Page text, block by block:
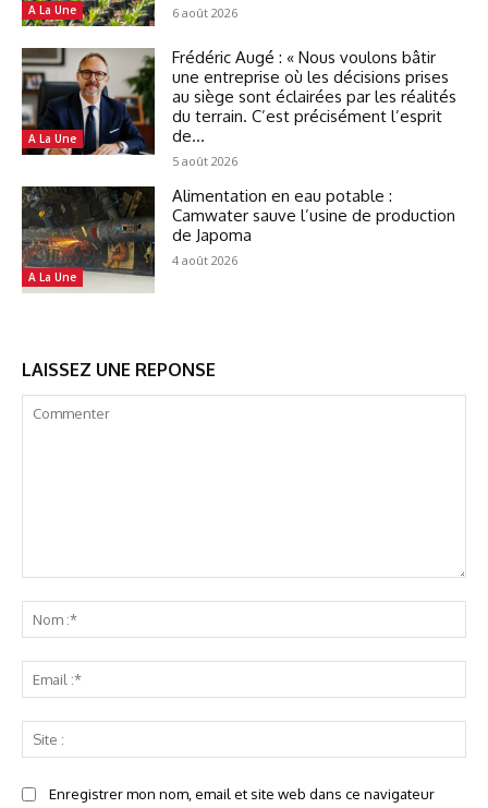
A La Une 6 août 2026
A La Une
Frédéric Augé : « Nous voulons bâtir
une entreprise où les décisions prises
au siège sont éclairées par les réalités
du terrain. C’est précisément l’esprit
de...
5 août 2026
A La Une
Alimentation en eau potable :
Camwater sauve l’usine de production
de Japoma
4 août 2026
LAISSEZ UNE REPONSE
:*
:*
:
Enregistrer mon nom, email et site web dans ce navigateur